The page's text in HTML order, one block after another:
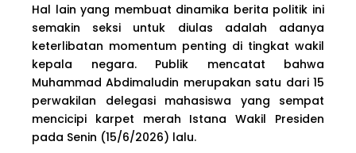
Hal lain yang membuat dinamika berita politik ini
semakin seksi untuk diulas adalah adanya
keterlibatan momentum penting di tingkat wakil
kepala negara. Publik mencatat bahwa
Muhammad Abdimaludin merupakan satu dari 15
perwakilan delegasi mahasiswa yang sempat
mencicipi karpet merah Istana Wakil Presiden
pada Senin (15/6/2026) lalu.